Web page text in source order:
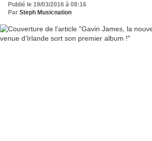
Publié le 19/03/2016 à 08:16
Par Steph Musicnation